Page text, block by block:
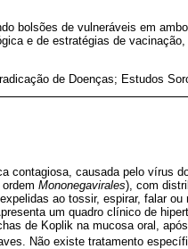
bolsões de vulneráveis em
e de estratégias de
de Doenças; Estudos
contagiosa, causada pelo vírus
, ordem Mononegavirales), com
ao tossir, espirar, falar
um quadro clínico de
de Koplik na mucosa oral,
Não existe tratamento